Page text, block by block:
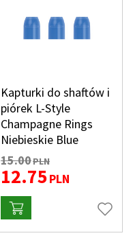
Kapturki do shaftów i
piórek L-Style
Champagne Rings
Niebieskie Blue
15.00PLN
12.75PLN